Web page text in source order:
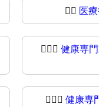
🧑‍⚕ 医
🧑🏽‍⚕️健康専
🧑🏿‍⚕健康専